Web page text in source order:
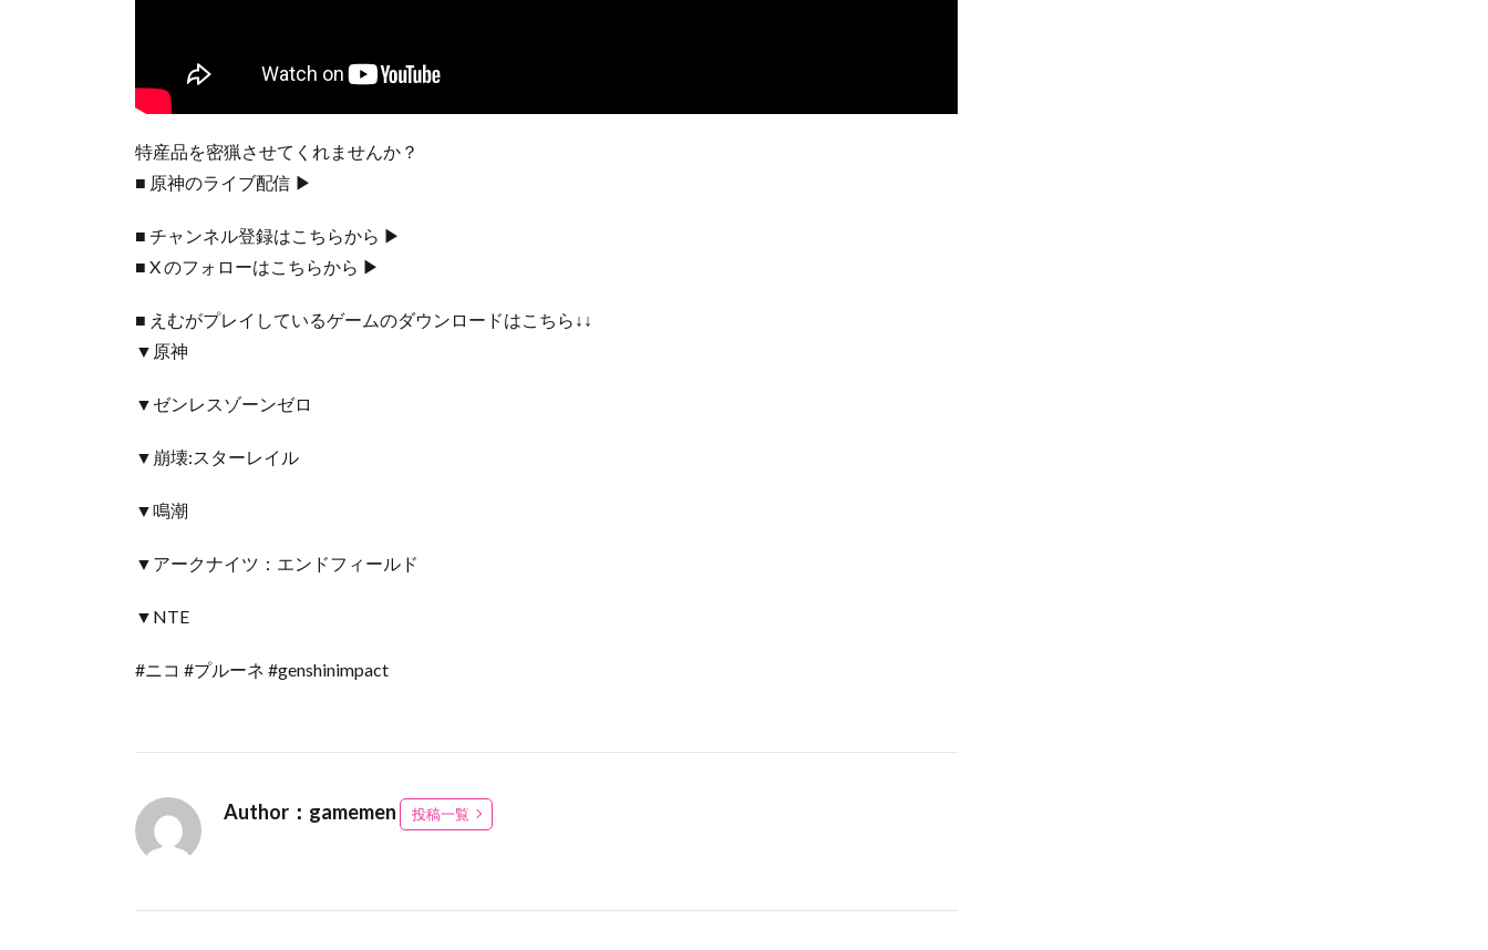
特産品を密猟させてくれませんか？
■ 原神のライブ配信 ▶︎
■ チャンネル登録はこちらから ▶︎
■ X のフォローはこちらから ▶︎
■ えむがプレイしているゲームのダウンロードはこちら↓↓
▼原神
▼ゼンレスゾーンゼロ
▼崩壊:スターレイル
▼鳴潮
▼アークナイツ：エンドフィールド
▼NTE
#ニコ #プルーネ #genshinimpact
Author：gamemen 投稿一覧